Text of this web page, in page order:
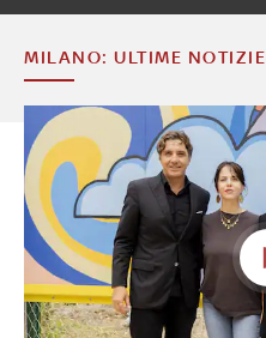
MILANO: ULTIME NOTIZIE